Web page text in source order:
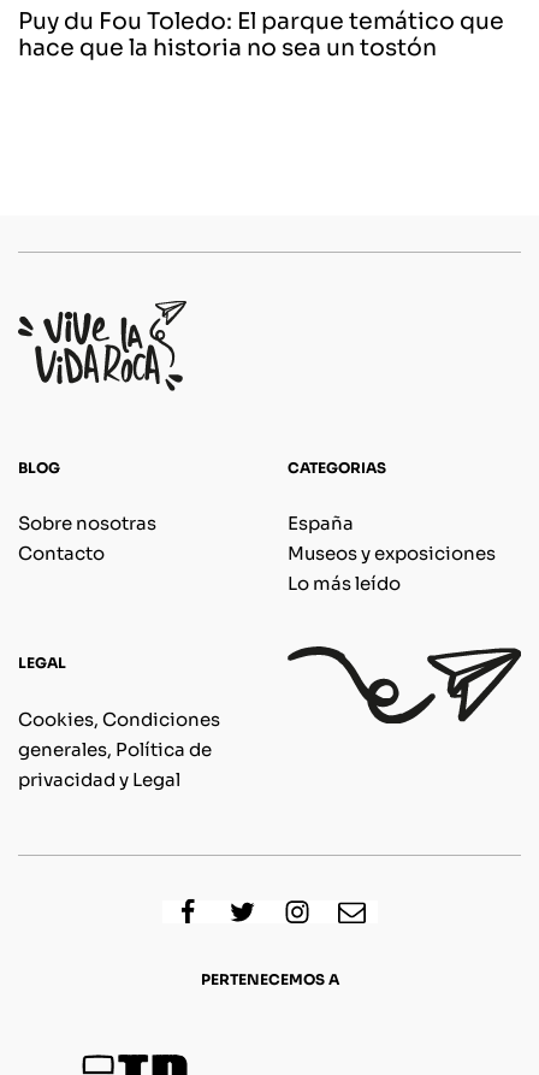
Puy du Fou Toledo: El parque temático que
hace que la historia no sea un tostón
BLOG
Sobre nosotras
Contacto
CATEGORIAS
España
Museos y exposiciones
Lo más leído
LEGAL
Cookies, Condiciones
generales, Política de
privacidad y Legal
PERTENECEMOS A